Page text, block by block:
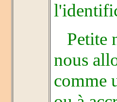
Petite
nous
comme